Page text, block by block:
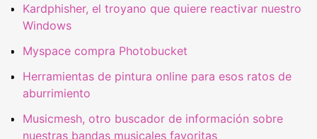
Kardphisher, el troyano que quiere reactivar nuestro
Windows
Myspace compra Photobucket
Herramientas de pintura online para esos ratos de
aburrimiento
Musicmesh, otro buscador de información sobre
nuestras bandas musicales favoritas